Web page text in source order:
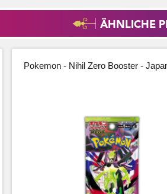
ÄHNLICHE
Pokemon - Nihil Zero Booster -